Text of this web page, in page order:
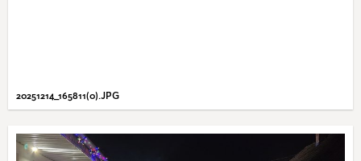
20251214_165811(0).JPG